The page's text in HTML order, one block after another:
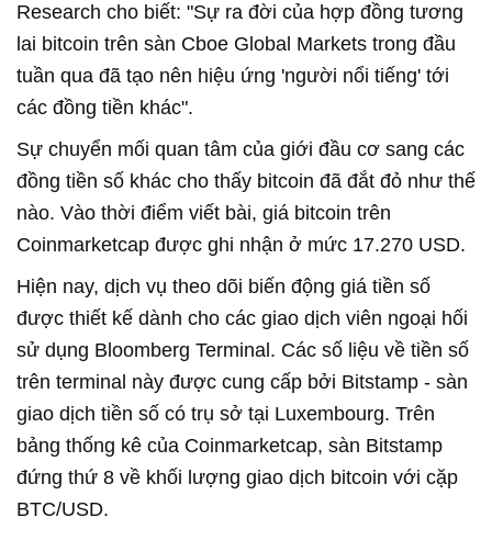
Research cho biết: "Sự ra đời của hợp đồng tương
lai bitcoin trên sàn Cboe Global Markets trong đầu
tuần qua đã tạo nên hiệu ứng 'người nổi tiếng' tới
các đồng tiền khác".
Sự chuyển mối quan tâm của giới đầu cơ sang các
đồng tiền số khác cho thấy bitcoin đã đắt đỏ như thế
nào. Vào thời điểm viết bài, giá bitcoin trên
Coinmarketcap được ghi nhận ở mức 17.270 USD.
Hiện nay, dịch vụ theo dõi biến động giá tiền số
được thiết kế dành cho các giao dịch viên ngoại hối
sử dụng Bloomberg Terminal. Các số liệu về tiền số
trên terminal này được cung cấp bởi Bitstamp - sàn
giao dịch tiền số có trụ sở tại Luxembourg. Trên
bảng thống kê của Coinmarketcap, sàn Bitstamp
đứng thứ 8 về khối lượng giao dịch bitcoin với cặp
BTC/USD.